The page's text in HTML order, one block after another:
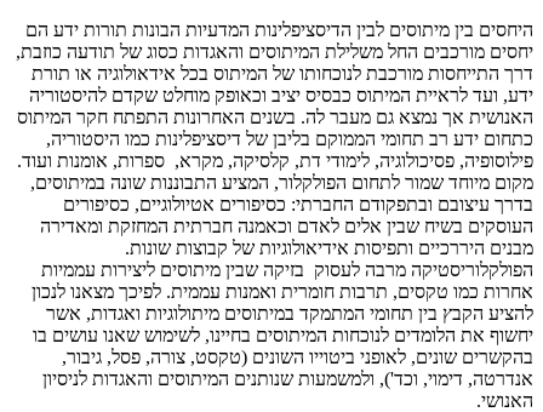
היחסים בין מיתוסים לבין הדיסציפלינות המדעיות הבונות תורות ידע הם
יחסים מורכבים החל משלילת המיתוסים והאגדות כסוג של תודעה כוזבת,
דרך התייחסות מורכבת לנוכחותו של המיתוס בכל אידאולוגיה או תורת
ידע, ועד לראיית המיתוס כבסיס יציב וכאופק מוחלט שקדם להיסטוריה
האנושית אך נמצא גם מעבר לה. בשנים האחרונות התפתח חקר המיתוס
כתחום ידע רב תחומי הממוקם בליבן של דיסציפלינות כמו היסטוריה,
פילוסופיה, פסיכולוגיה, לימודי דת, קלסיקה, מקרא, ספרות, אומנות ועוד.
מקום מיוחד שמור לתחום הפולקלור, המציע התבוננות שונה במיתוסים,
בדרך עיצובם ובתפקודם החברתי: כסיפורים אטיולוגיים, כסיפורים
העוסקים בשיח שבין אלים לאדם וכאמנה חברתית המחזקת ומאדירה
מבנים היררכיים ותפיסות אידיאולוגיות של קבוצות שונות.
הפולקלוריסטיקה מרבה לעסוק בזיקה שבין מיתוסים ליצירות עממיות
אחרות כמו טקסים, תרבות חומרית ואמנות עממית. לפיכך מצאנו לנכון
להציע הקבץ בין תחומי המתמקד במיתוסים מיתולוגיות ואגדות, אשר
יחשוף את הלומדים לנוכחות המיתוסים בחיינו, לשימוש שאנו עושים בו
בהקשרים שונים, לאופני ביטוייו השונים (טקסט, צורה, פסל, גיבור,
אנדרטה, דימוי, וכד'), ולמשמעות שנותנים המיתוסים והאגדות לניסיון
האנושי.